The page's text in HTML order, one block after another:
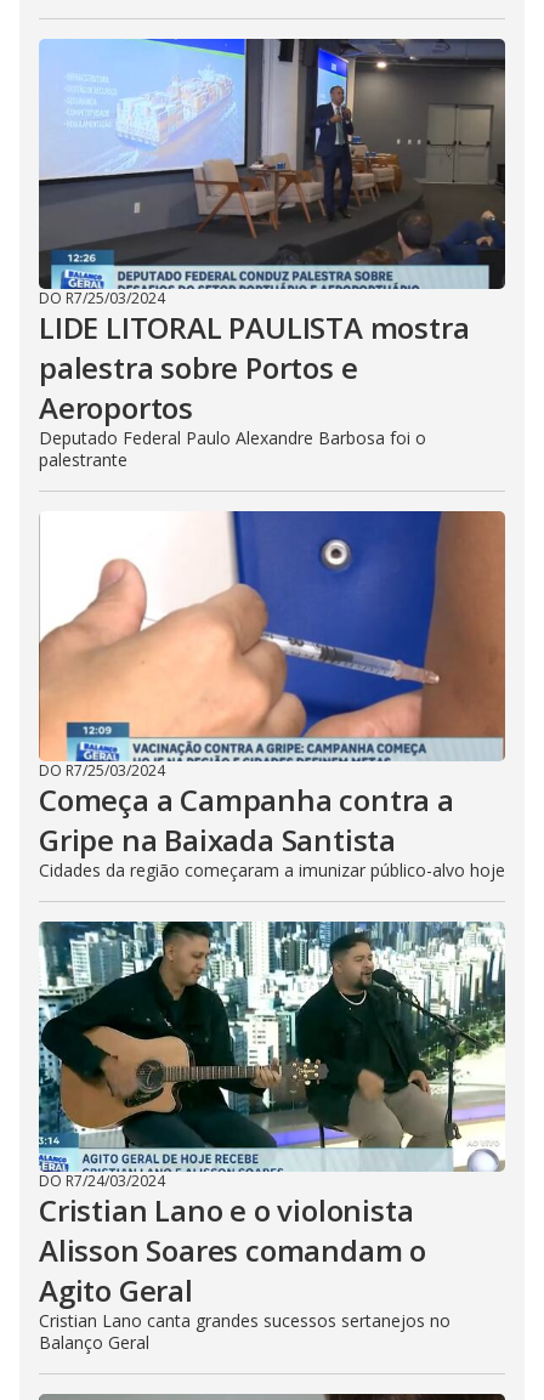
DO R7/25/03/2024
LIDE LITORAL PAULISTA mostra
palestra sobre Portos e
Aeroportos
Deputado Federal Paulo Alexandre Barbosa foi o
palestrante
DO R7/25/03/2024
Começa a Campanha contra a
Gripe na Baixada Santista
Cidades da região começaram a imunizar público-alvo hoje
DO R7/24/03/2024
Cristian Lano e o violonista
Alisson Soares comandam o
Agito Geral
Cristian Lano canta grandes sucessos sertanejos no
Balanço Geral